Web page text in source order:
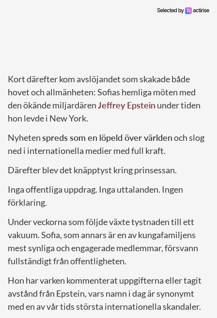
Kort därefter kom avslöjandet som skakade både
hovet och allmänheten: Sofias hemliga möten med
den ökände miljardärenJeffrey Epstein under tiden
hon levde i New York.
Nyhetenspreds som en löpeld över världenoch slog
ned i internationella medier med full kraft.
Därefter blev det knäpptyst kring prinsessan.
Inga offentliga uppdrag. Inga uttalanden. Ingen
förklaring.
Under veckorna som följde växte tystnaden till ett
vakuum. Sofia, som annars är en av kungafamiljens
mest synliga och engagerade medlemmar, försvann
fullständigt från offentligheten.
Hon har varken kommenterat uppgifterna eller tagit
avstånd från Epstein, vars namn i dag är synonymt
med en av vår tids största internationella skandaler.